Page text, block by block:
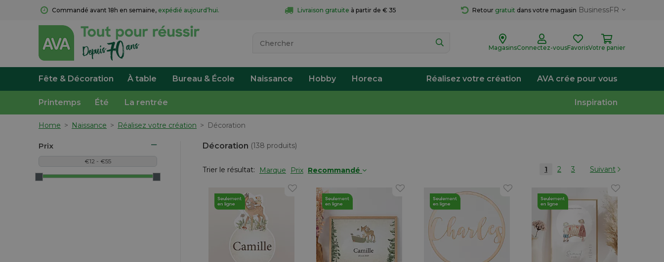
Commandé avant 18h en semaine, expédié aujourd’hui. Livraison gratuite à partir de € 35 Retour gratuit dans votre magasin BusinessFR
MagasinsConnectez-vousFavorisVotre panier
Fête & Décoration À table Bureau & École Naissance Hobby Horeca Réalisez votre création AVA crée pour vous
Printemps Été La rentrée Inspiration
Home > Naissance > Réalisez votre création > Décoration
Prix Décoration (138 produits)
Trier le résultat: Marque Prix Recommandé 1 2 3 Suivant